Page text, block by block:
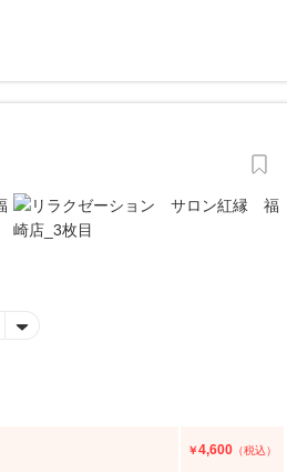
￥4,600 （税込）